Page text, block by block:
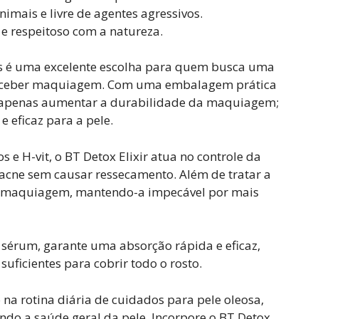
e livre de agentes agressivos.
respeitoso com a natureza.
uma excelente escolha para quem busca uma
maquiagem. Com uma embalagem prática
aumentar a durabilidade da maquiagem;
eficaz para a pele.
e H-vit, o BT Detox Elixir atua no controle da
sem causar ressecamento. Além de tratar a
mantendo-a impecável por mais
garante uma absorção rápida e eficaz,
para cobrir todo o rosto.
rotina diária de cuidados para pele oleosa,